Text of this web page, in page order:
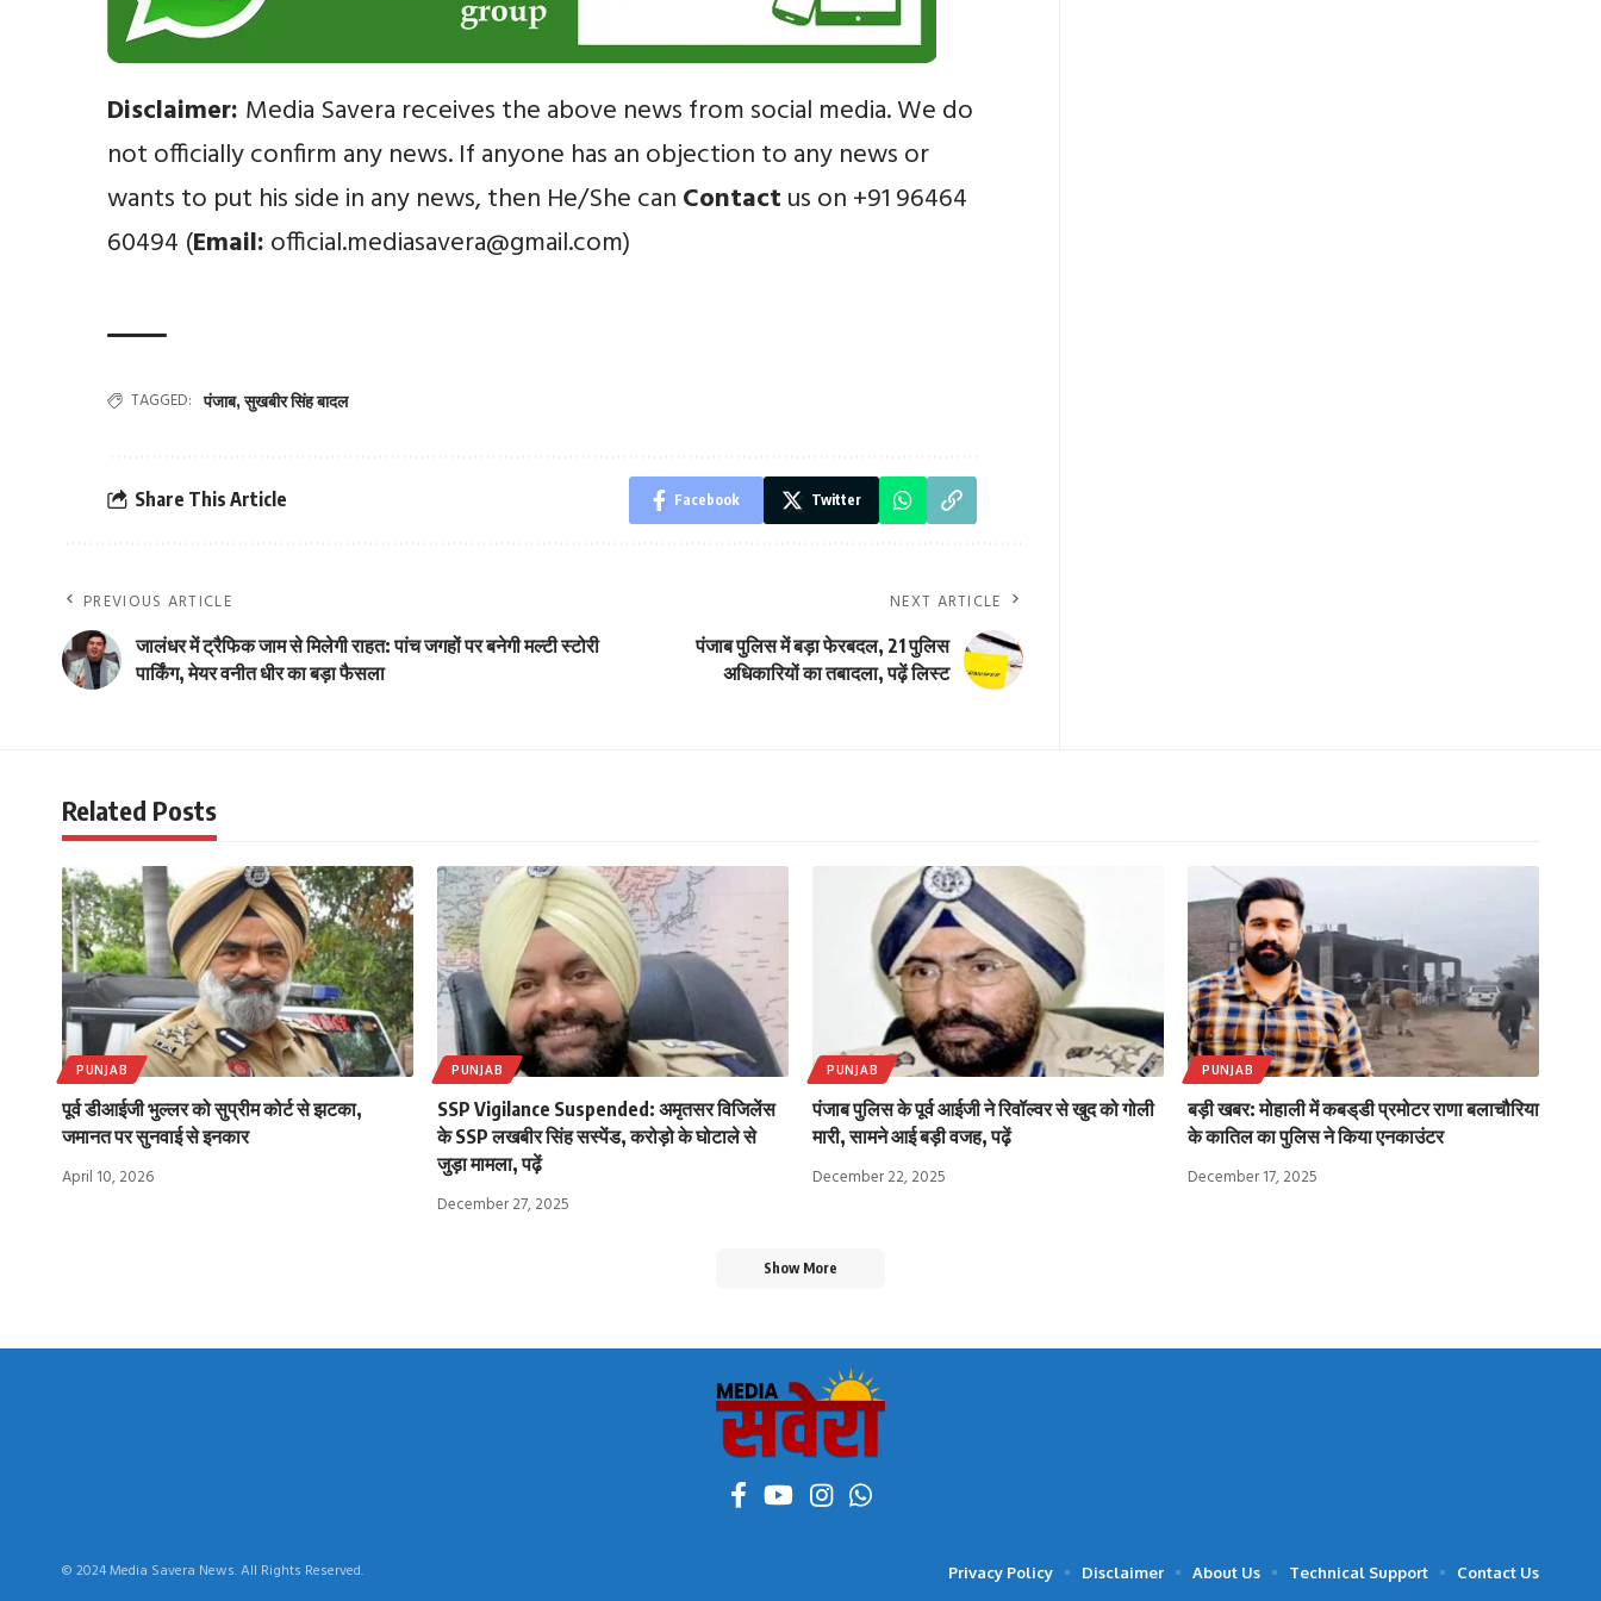
Disclaimer: Media Savera receives the above news from social media. We do
not officially confirm any news. If anyone has an objection to any news or
wants to put his side in any news, then He/She can Contact us on +91 96464
60494 (Email: official.mediasavera@gmail.com)
TAGGED: पंजाब,सुखबीर सिंह बादल
Share This Article Facebook Twitter
PREVIOUS ARTICLE
जालंधर में ट्रैफिक जाम से मिलेगी राहत: पांच जगहों पर बनेगी मल्टी स्टोरी
पार्किंग, मेयर वनीत धीर का बड़ा फैसला
NEXT ARTICLE
पंजाब पुलिस में बड़ा फेरबदल, 21 पुलिस
अधिकारियों का तबादला, पढ़ें लिस्ट
Related Posts
PUNJAB
पूर्व डीआईजी भुल्लर को सुप्रीम कोर्ट से झटका,
जमानत पर सुनवाई से इनकार
April 10, 2026
PUNJAB
SSP Vigilance Suspended: अमृतसर विजिलेंस
के SSP लखबीर सिंह सस्पेंड, करोड़ो के घोटाले से
जुड़ा मामला, पढ़ें
December 27, 2025
PUNJAB
पंजाब पुलिस के पूर्व आईजी ने रिवॉल्वर से खुद को गोली
मारी, सामने आई बड़ी वजह, पढ़ें
December 22, 2025
PUNJAB
बड़ी खबर: मोहाली में कबड्‌डी प्रमोटर राणा बलाचौरिया
के कातिल का पुलिस ने किया एनकाउंटर
December 17, 2025
Show More
© 2024 Media Savera News. All Rights Reserved. Privacy Policy Disclaimer About Us Technical Support Contact Us